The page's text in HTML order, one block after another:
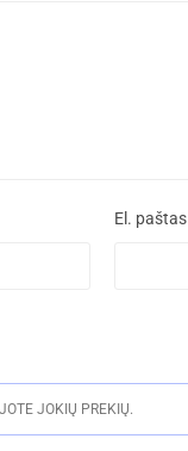
El. paštas
JOKIŲ PREKIŲ.